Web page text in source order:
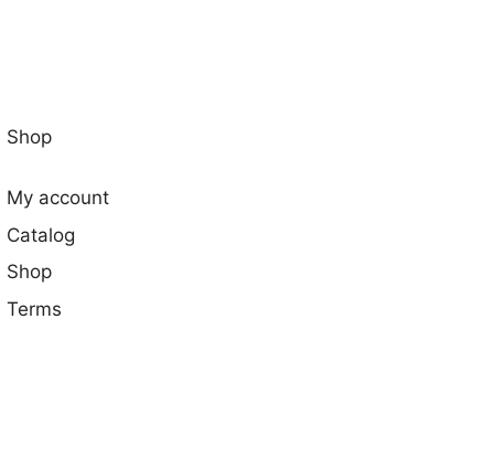
Shop
My account
Catalog
Shop
Terms